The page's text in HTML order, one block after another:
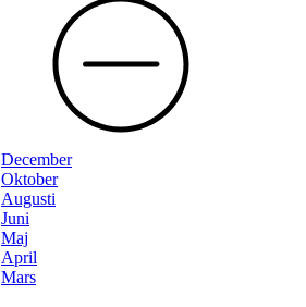
December
Oktober
Augusti
Juni
Maj
April
Mars